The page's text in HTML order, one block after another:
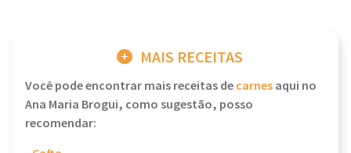
MAIS RECEITAS
Você pode encontrar mais receitas decarnesaqui no
Ana Maria Brogui, como sugestão, posso
recomendar: